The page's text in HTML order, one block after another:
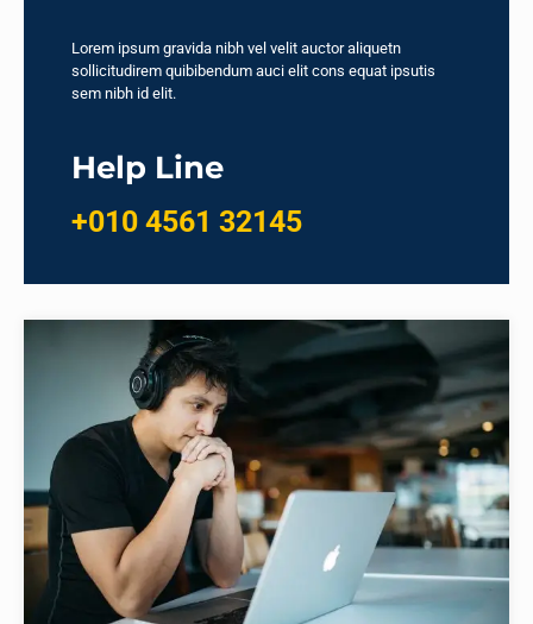
Lorem ipsum gravida nibh vel velit auctor aliquetn
sollicitudirem quibibendum auci elit cons equat ipsutis
sem nibh id elit.
Help Line
+010 4561 32145